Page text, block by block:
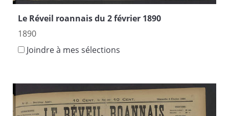
Le Réveil roannais du 2 février 1890
1890
Joindre à mes sélections